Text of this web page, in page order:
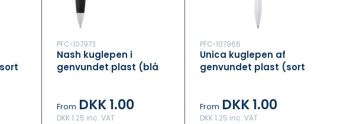
PFC-107973
Nash kuglepen i
genvundet plast (blå
From DKK 1.00
DKK 1.25 inc. VAT
PFC-107966
Unica kuglepen af
genvundet plast (sort
From DKK 1.00
DKK 1.25 inc. VAT